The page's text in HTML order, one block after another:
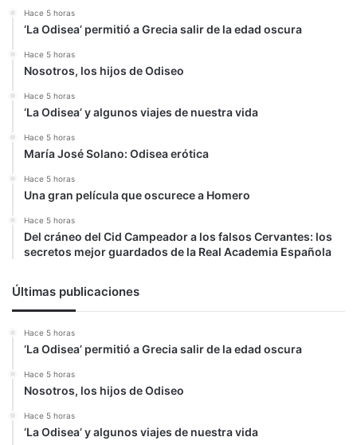
Hace 5 horas
‘La Odisea’ permitió a Grecia salir de la edad oscura
Hace 5 horas
Nosotros, los hijos de Odiseo
Hace 5 horas
‘La Odisea’ y algunos viajes de nuestra vida
Hace 5 horas
María José Solano: Odisea erótica
Hace 5 horas
Una gran película que oscurece a Homero
Hace 5 horas
Del cráneo del Cid Campeador a los falsos Cervantes: los
secretos mejor guardados de la Real Academia Española
Últimas publicaciones
Hace 5 horas
‘La Odisea’ permitió a Grecia salir de la edad oscura
Hace 5 horas
Nosotros, los hijos de Odiseo
Hace 5 horas
‘La Odisea’ y algunos viajes de nuestra vida